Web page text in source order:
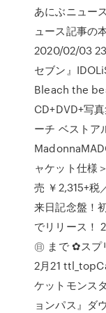
あにぶニュー
ュース記事の
2020/02/03
セブン』
Bleach the
CD+DVD+写
ーチ ベストア
ャケット仕様
売 ￥2,315+税
来日記念盤！
でリリース！
㊐ まで ✿スプ
2月21
ケットモンス
ョンパス』ダ